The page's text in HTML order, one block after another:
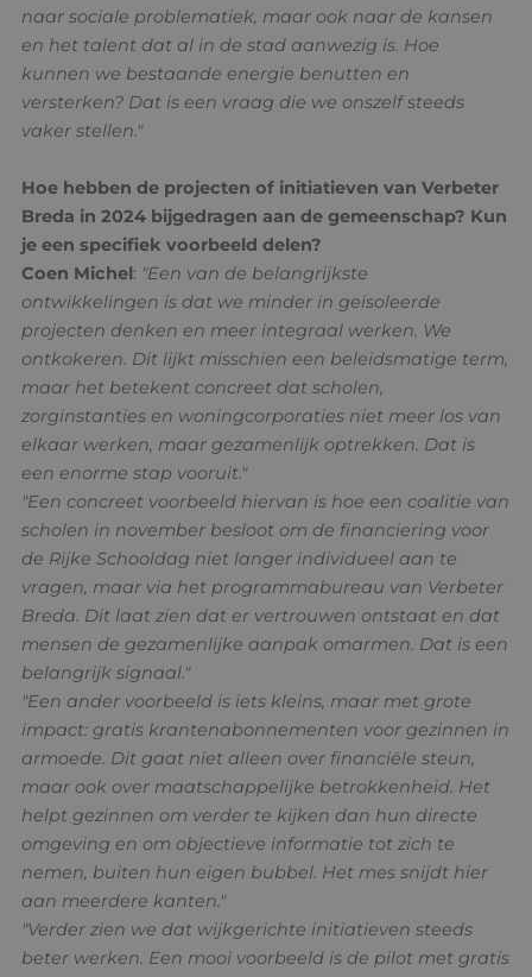
naar sociale problematiek, maar ook naar de kansen
en het talent dat al in de stad aanwezig is. Hoe
kunnen we bestaande energie benutten en
versterken? Dat is een vraag die we onszelf steeds
vaker stellen."
Hoe hebben de projecten of initiatieven van Verbeter
Breda in 2024 bijgedragen aan de gemeenschap? Kun
je een specifiek voorbeeld delen?
Coen Michel: "Een van de belangrijkste
ontwikkelingen is dat we minder in geïsoleerde
projecten denken en meer integraal werken. We
ontkokeren. Dit lijkt misschien een beleidsmatige term,
maar het betekent concreet dat scholen,
zorginstanties en woningcorporaties niet meer los van
elkaar werken, maar gezamenlijk optrekken. Dat is
een enorme stap vooruit."
"Een concreet voorbeeld hiervan is hoe een coalitie van
scholen in november besloot om de financiering voor
de Rijke Schooldag niet langer individueel aan te
vragen, maar via het programmabureau van Verbeter
Breda. Dit laat zien dat er vertrouwen ontstaat en dat
mensen de gezamenlijke aanpak omarmen. Dat is een
belangrijk signaal."
"Een ander voorbeeld is iets kleins, maar met grote
impact: gratis krantenabonnementen voor gezinnen in
armoede. Dit gaat niet alleen over financiële steun,
maar ook over maatschappelijke betrokkenheid. Het
helpt gezinnen om verder te kijken dan hun directe
omgeving en om objectieve informatie tot zich te
nemen, buiten hun eigen bubbel. Het mes snijdt hier
aan meerdere kanten."
"Verder zien we dat wijkgerichte initiatieven steeds
beter werken. Een mooi voorbeeld is de pilot met gratis